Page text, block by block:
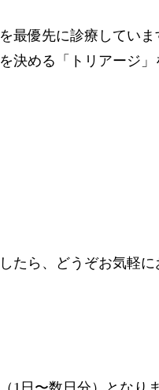
最優先に診療していま
決める「トリアージ」
たら、どうぞお気軽に